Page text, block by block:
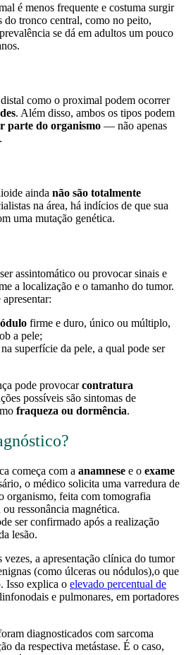
é menos frequente e costuma surgir
do tronco central, como no peito,
se dá em adultos um pouco
como o proximal podem ocorrer
. Além disso, ambos os tipos podem
parte do organismo — não apenas
ainda não são totalmente
na área, há indícios de que sua
uma mutação genética.
assintomático ou provocar sinais e
a localização e o tamanho do tumor.
firme e duro, único ou múltiplo,
a pele;
superfície da pele, a qual pode ser
pode provocarcontratura
possíveis são sintomas de
fraqueza ou dormência.
começa com a anamnese e o exame
o médico solicita uma varredura de
organismo, feita com tomografia
ressonância magnética.
ser confirmado após a realização
lesão.
a apresentação clínica do tumor
(como úlceras ou nódulos),o que
Isso explica o elevado percentual de
e pulmonares, em portadores
diagnosticados com sarcoma
da respectiva metástase. É o caso,